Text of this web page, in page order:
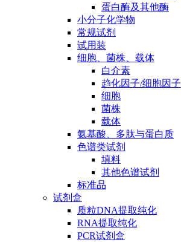
蛋白酶及其他酶
小分子化学物
常规试剂
试用装
细胞、菌株、载体
白介素
趋化因子/细胞因子
细胞
菌株
载体
氨基酸、多肽与蛋白质
色谱类试剂
填料
其他色谱试剂
标准品
试剂盒
质粒DNA提取纯化
RNA提取纯化
PCR试剂盒